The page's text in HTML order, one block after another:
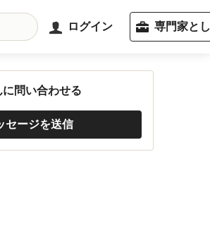
ログイン 専門家と
問い合わせる
セージを送信